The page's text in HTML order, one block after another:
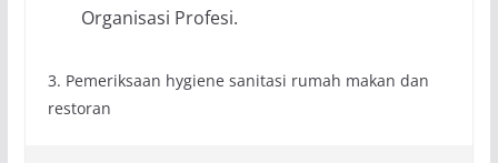
Organisasi Profesi.
3. Pemeriksaan hygiene sanitasi rumah makan dan
restoran